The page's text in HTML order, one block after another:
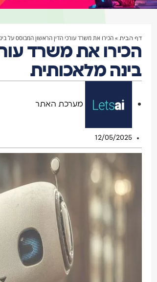
דף הבית »הכירו את משרד עורכי הדין הראשון המבוסס על
הכירו את משרד
בינה מלאכותית
מערכת האתר
12/05/2025